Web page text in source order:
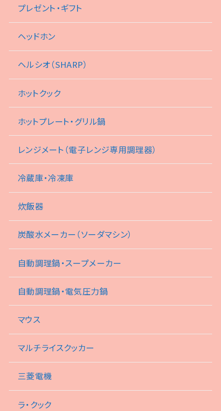
プレゼント・ギフト
ヘッドホン
ヘルシオ（SHARP）
ホットクック
ホットプレート・グリル鍋
レンジメート（電子レンジ専用調理器）
冷蔵庫・冷凍庫
炊飯器
炭酸水メーカー（ソーダマシン）
自動調理鍋・スープメーカー
自動調理鍋・電気圧力鍋
マウス
マルチライスクッカー
三菱電機
ラ・クック